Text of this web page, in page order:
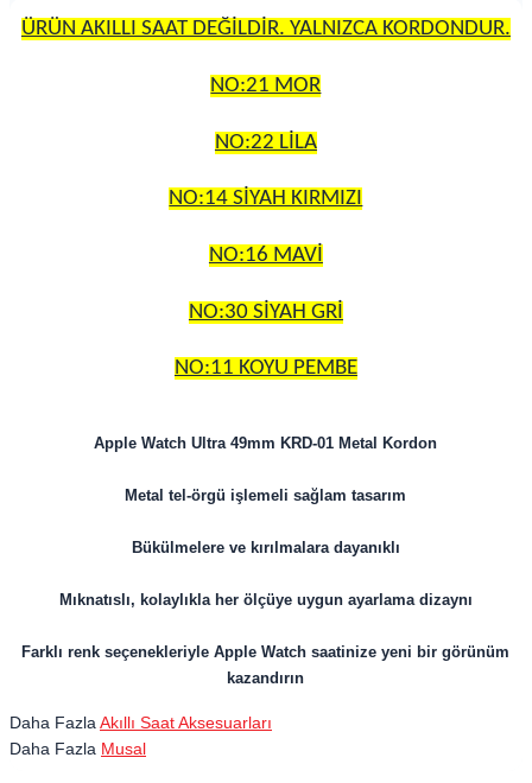
ÜRÜN AKILLI SAAT DEĞİLDİR. YALNIZCA KORDONDUR.
NO:21 MOR
NO:22 LİLA
NO:14 SİYAH KIRMIZI
NO:16 MAVİ
NO:30 SİYAH GRİ
NO:11 KOYU PEMBE
Apple Watch Ultra 49mm KRD-01 Metal Kordon
Metal tel-örgü işlemeli sağlam tasarım
Bükülmelere ve kırılmalara dayanıklı
Mıknatıslı, kolaylıkla her ölçüye uygun ayarlama dizaynı
Farklı renk seçenekleriyle Apple Watch saatinize yeni bir görünüm
kazandırın
Daha Fazla Akıllı Saat Aksesuarları
Daha Fazla Musal